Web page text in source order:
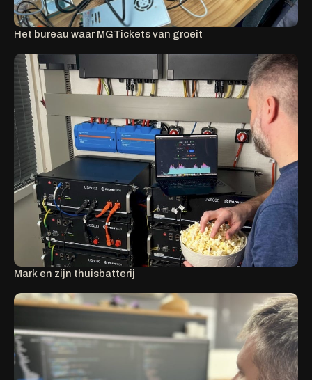
Het bureau waar MGTickets van groeit
Mark en zijn thuisbatterij